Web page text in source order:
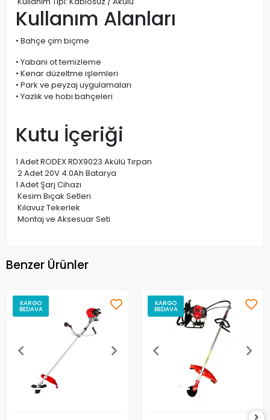
Kullanım Alanları
• Bahçe çim biçme
• Yabani ot temizleme
• Kenar düzeltme işlemleri
• Park ve peyzaj uygulamaları
• Yazlık ve hobi bahçeleri
Kutu İçeriği
1 Adet RODEX RDX9023 Akülü Tırpan
2 Adet 20V 4.0Ah Batarya
1 Adet Şarj Cihazı
Kesim Bıçak Setleri
Kılavuz Tekerlek
Montaj ve Aksesuar Seti
Benzer Ürünler
KARGO
BEDAVA
KARGO
BEDAVA